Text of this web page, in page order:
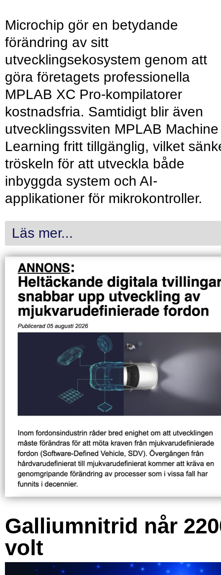
Microchip gör en betydande
förändring av sitt
utvecklingsekosystem genom att
göra företagets professionella
MPLAB XC Pro-kompilatorer
kostnadsfria. Samtidigt blir även
utvecklingssviten MPLAB Machine
Learning fritt tillgänglig, vilket
tröskeln för att utveckla både
inbyggda system och AI-
applikationer för mikrokontroller.
Läs mer...
Galliumnitrid når
volt